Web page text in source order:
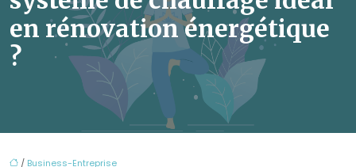
en rénovation énergétique
?
/ Business-Entreprise